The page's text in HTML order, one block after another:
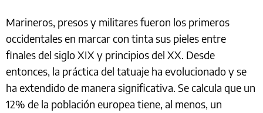
Marineros, presos y militares fueron los primeros
occidentales en marcar con tinta sus pieles entre
finales del siglo XIX y principios del XX. Desde
entonces, la práctica del tatuaje ha evolucionado y se
ha extendido de manera significativa. Se calcula que un
12% de la población europea tiene, al menos, un